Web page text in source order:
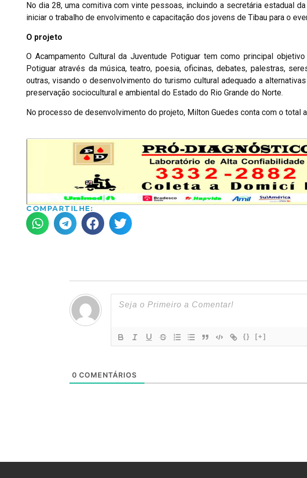
No dia 28, uma comitiva com vinte pessoas, incluindo a secretária estadual
iniciar o trabalho de envolvimento e capacitação dos jovens de Tibau para o
O projeto
O Acampamento Cultural da Juventude Potiguar tem como principal
Potiguar através da música, teatro, poesia, oficinas, debates, palestras,
outras, visando o desenvolvimento do turismo cultural adequado a
preservação sociocultural e ambiental do Estado do Rio Grande do Norte.
No processo de desenvolvimento do projeto, Milton Guedes conta com o total
COMPARTILHE:
{} [+]
0 COMENTÁRIOS